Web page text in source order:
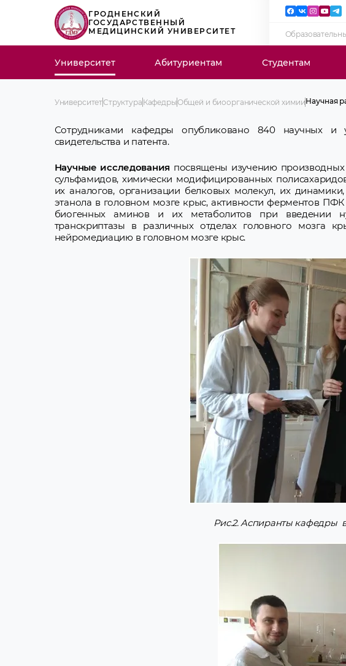
ГРОДНЕНСКИЙ
ГОСУДАРСТВЕННЫЙ
МЕДИЦИНСКИЙ УНИВЕРСИТЕТ
Университет Абитуриентам Студентам
УниверситетСтруктура КафедрыОбщей и биоорганической химииНаучная
Учебно-
работа
СНО
Новости
Сотрудниками кафедры опубликовано 840 научных и
свидетельства и патента.
Научные исследования посвящены изучению
сульфамидов, химически модифицированных
их аналогов, организации белковых молекул, их
этанола в головном мозге крыс, активности ферментов
биогенных аминов и их метаболитов при введении
транскриптазы в различных отделах головного мозга
нейромедиацию в головном мозге крыс.
Рис.2. Аспиранты кафедры